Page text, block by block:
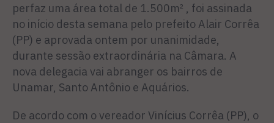
perfaz uma área total de 1.500m² , foi assinada
no início desta semana pelo prefeito Alair Corrêa
(PP) e aprovada ontem por unanimida­de,
durante sessão extraordinária na Câmara. A
nova delegacia vai abranger os bairros de
Unamar, Santo Antônio e Aquários.
De acordo com o vereador Vinícius Corrêa (PP), o